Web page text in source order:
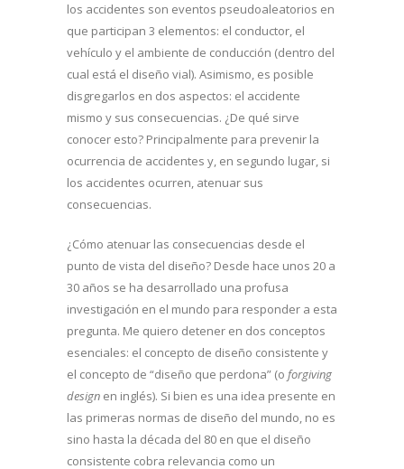
los accidentes son eventos pseudoaleatorios en
que participan 3 elementos: el conductor, el
vehículo y el ambiente de conducción (dentro del
cual está el diseño vial). Asimismo, es posible
disgregarlos en dos aspectos: el accidente
mismo y sus consecuencias. ¿De qué sirve
conocer esto? Principalmente para prevenir la
ocurrencia de accidentes y, en segundo lugar, si
los accidentes ocurren, atenuar sus
consecuencias.
¿Cómo atenuar las consecuencias desde el
punto de vista del diseño? Desde hace unos 20 a
30 años se ha desarrollado una profusa
investigación en el mundo para responder a esta
pregunta. Me quiero detener en dos conceptos
esenciales: el concepto de diseño consistente y
el concepto de “diseño que perdona” (o forgiving
design en inglés). Si bien es una idea presente en
las primeras normas de diseño del mundo, no es
sino hasta la década del 80 en que el diseño
consistente cobra relevancia como un